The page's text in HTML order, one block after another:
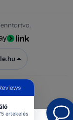
értékelés